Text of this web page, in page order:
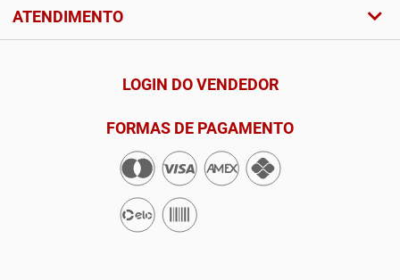
ATENDIMENTO
LOGIN DO VENDEDOR
FORMAS DE PAGAMENTO